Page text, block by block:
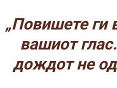
„Повишете ги
вашиот
дождот не од